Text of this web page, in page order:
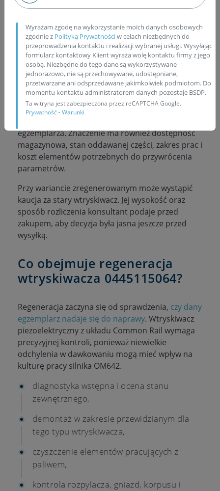
prawidłowych dawek, przelewów,
szczelności i stabilnej pracy piezo.
Od czego zależy cena
wtryskiwacza 0445115064?
Cena wtryskiwaczaBosch 0445115064 zależy od
tego, czy wybierany jest wariant nowy,
egzemplarza. Znaczenie ma również dostępność
magazynowa, stan oddawanej części, zakres prac i
koszt elementów potrzebnych do przywrócenia
parametrów.
Przy wariancie zregenerowanym może wystąpić
kaucja za stary wtryskiwacz. Jej wysokość oraz
sposób rozliczenia konsultant podaje przed
zakupem, aby decyzja była jasna jeszcze przed
wysyłką.
Co obejmuje regeneracja
wtryskiwacza 0445115064?
Regeneracja zaczyna się od sprawdzenia, czy dany
egzemplarz nadaje się do naprawy. Wtryskiwacz
piezoelektryczny z układu Common Rail wymaga
precyzyjnej kontroli, ponieważ niewielkie
odchylenia w dawkowaniu mogą mieć wpływ na
kulturę pracy silnika OM642.
diagnostyka wstępna i ocena stanu
zewnętrznego,
demontaż w zakresie przewidzianym dla
tego typu wtryskiwacza,
czyszczenie elementów pracujących z
paliwem,
kontrola rozpylacza, gniazd, korpusu i
Wyrażam zgodę na wykorzystanie moich danych osobowych
zgodnie z Polityką Prywatnościw celach niezbędnych do
przeprowadzenia kontaktu i realizacji wybranej usługi. Wysyłając
formularz kontaktowy Klient wyraża wolę kontaktu firmy z jego
osobą. Niezbędne do tego dane są wykorzystywane
jednorazowo, nie są przechowywane, udostępniane,
przetwarzane ani odsprzedawane jakimkolwiek podmiotom. Do
momentu kontaktu administratorem danych pozostaje BSDP.
Ta witryna jest zabezpieczona przez reCAPTCHA Google.
Prywatność-Warunki